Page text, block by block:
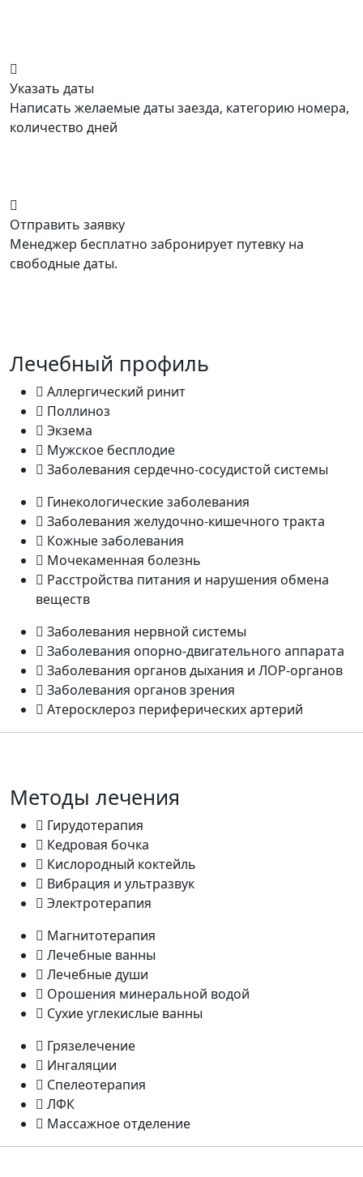
Указать даты
Написать желаемые даты заезда, категорию номера,
количество дней
Отправить заявку
Менеджер бесплатно забронирует путевку на
свободные даты.
Лечебный профиль
Аллергический ринит
Поллиноз
Экзема
Мужское бесплодие
Заболевания сердечно-сосудистой системы
Гинекологические заболевания
Заболевания желудочно-кишечного тракта
Кожные заболевания
Мочекаменная болезнь
Расстройства питания и нарушения обмена
веществ
Заболевания нервной системы
Заболевания опорно-двигательного аппарата
Заболевания органов дыхания и ЛОР-органов
Заболевания органов зрения
Атеросклероз периферических артерий
Методы лечения
Гирудотерапия
Кедровая бочка
Кислородный коктейль
Вибрация и ультразвук
Электротерапия
Магнитотерапия
Лечебные ванны
Лечебные души
Орошения минеральной водой
Сухие углекислые ванны
Грязелечение
Ингаляции
Спелеотерапия
ЛФК
Массажное отделение